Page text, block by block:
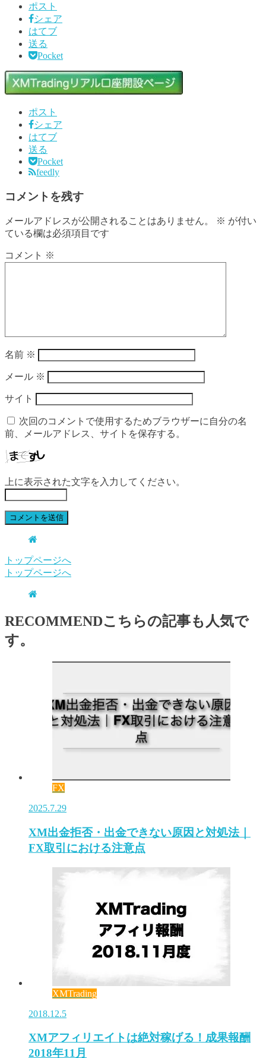
ポスト
シェア
はてブ
送る
Pocket
ポスト
シェア
はてブ
送る
Pocket
feedly
コメントを残す
メールアドレスが公開されることはありません。 ※ が付い
ている欄は必須項目です
コメント ※
名前 ※
メール ※
サイト
次回のコメントで使用するためブラウザーに自分の名
前、メールアドレス、サイトを保存する。
上に表示された文字を入力してください。
トップページへ
トップページへ
RECOMMENDこちらの記事も人気で
す。
FX
2025.7.29
XM出金拒否・出金できない原因と対処法｜
FX取引における注意点
XMTrading
2018.12.5
XMアフィリエイトは絶対稼げる！成果報酬
2018年11月